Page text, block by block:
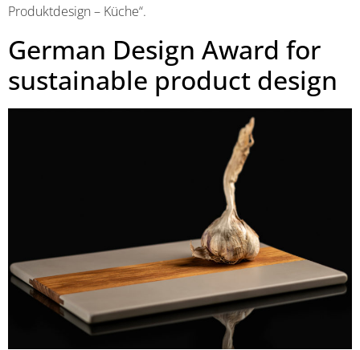
Produktdesign – Küche“.
German Design Award for
sustainable product design